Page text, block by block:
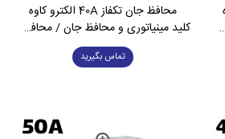
محافظ جان تکفاز 40A الکترو کاوه
کلید مینیاتوری و محافظ جان / محافظ جان
تماس بگیرید